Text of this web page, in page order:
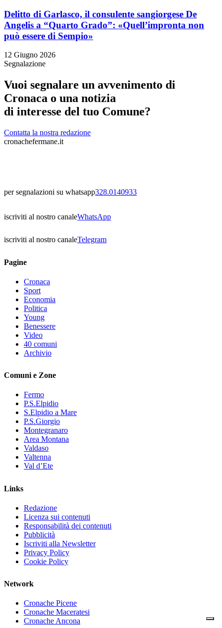
Delitto di Garlasco, il consulente sangiorgese De
Angelis a “Quarto Grado”: «Quell’impronta non
può essere di Sempio»
12 Giugno 2026
Segnalazione
Vuoi segnalare un avvenimento di
Cronaca o una notizia
di interesse del tuo Comune?
Contatta la nostra redazione
cronachefermane.it
per segnalazioni su whatsapp328.0140933
iscriviti al nostro canaleWhatsApp
iscriviti al nostro canaleTelegram
Pagine
Cronaca
Sport
Economia
Politica
Young
Benessere
Video
40 comuni
Archivio
Comuni e Zone
Fermo
P.S.Elpidio
S.Elpidio a Mare
P.S.Giorgio
Montegranaro
Area Montana
Valdaso
Valtenna
Val d’Ete
Links
Redazione
Licenza sui contenuti
Responsabilità dei contenuti
Pubblicità
Iscriviti alla Newsletter
Privacy Policy
Cookie Policy
Network
Cronache Picene
Cronache Maceratesi
Cronache Ancona